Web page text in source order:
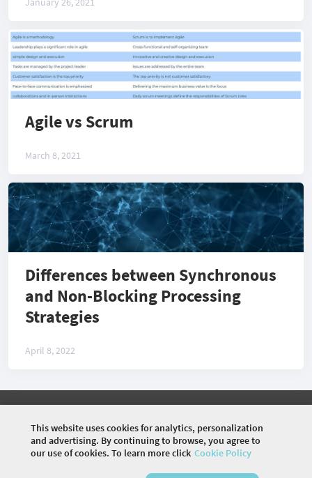
Agile vs Scrum
March 8, 2021
Differences between Synchronous
and Non-Blocking Processing
Strategies
April 8, 2022
©2026 COMMUNITY COMPANY. ALL RIGHTS
RESERVED.
HOME EVENTS ARTICLES
PHOTOS
This website uses cookies for analytics, personalization
and advertising. By continuing to browse, you agree to
our use of cookies. To learn more click Cookie Policy